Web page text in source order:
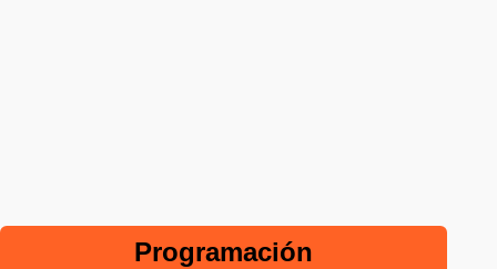
Programación